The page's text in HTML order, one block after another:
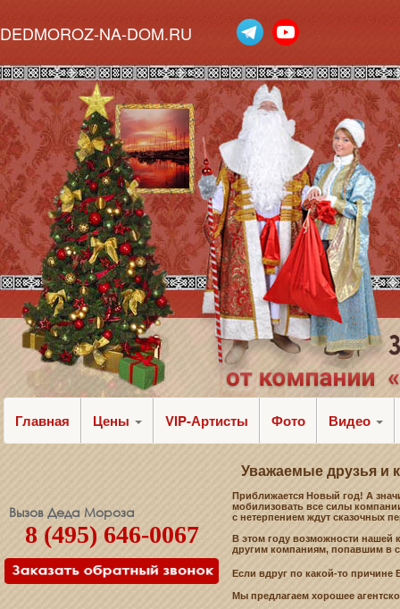
DEDMOROZ-NA-DOM.RU
Главная Цены VIP-Артисты Фото Видео
Вызов Деда Мороза
8 (495) 646-0067
Уважаемые друзья и
Приближается Новый год! А
мобилизовать все силы
с нетерпением ждут сказочных
В этом году возможности нашей
другим компаниям, попавшим в
Если вдруг по какой-то
Мы предлагаем хорошее